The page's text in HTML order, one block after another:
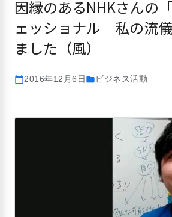
因縁のあるNHKさんの
ェッショナル 私の流
ました（風）
calendar_today2016年12月6日folderビジネス活動